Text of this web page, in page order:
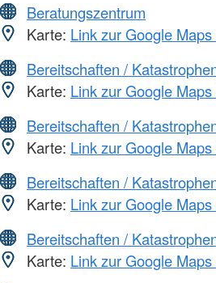
Beratungszentrum
Karte: Link zur Google
Bereitschaften /
Karte: Link zur Google
Bereitschaften /
Karte: Link zur Google
Bereitschaften /
Karte: Link zur Google
Bereitschaften /
Karte: Link zur Google